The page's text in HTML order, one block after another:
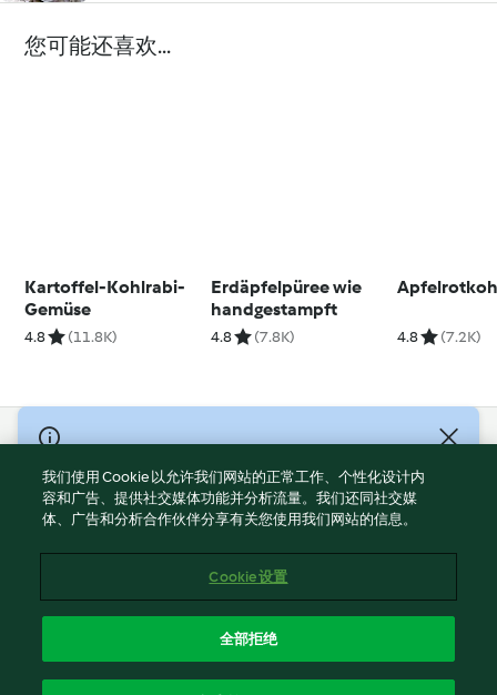
您可能还喜欢...
Kartoffel-Kohlrabi-
Gemüse
4.8 (11.8K)
Erdäpfelpüree wie
handgestampft
4.8 (7.8K) 4.8 (7.2K)
© Copyright 2021-2023 福维克信息科技(上海)有限公司 版权所有
2026
使用规定
Cookies
ICP许可证号：沪通信管自贸[2026]3号
我们使用 Cookie 以允许我们网站的正常工作、个性化设计内
容和广告、提供社交媒体功能并分析流量。我们还同社交媒
体、广告和分析合作伙伴分享有关您使用我们网站的信息。
Cookie 设置
全部拒绝